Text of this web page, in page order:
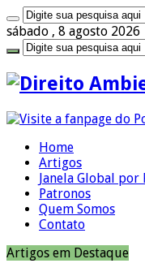
sábado , 8 agosto 2026
Home
Artigos
Janela Global por
Patronos
Quem Somos
Contato
Artigos em Destaque